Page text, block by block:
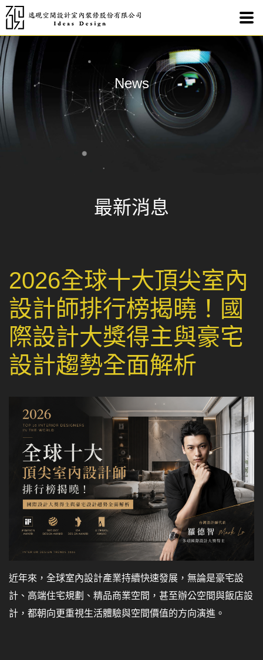
News
最新消息
2026全球十大頂尖室內
設計師排行榜揭曉！國
際設計大獎得主與豪宅
設計趨勢全面解析
近年來，全球室內設計產業持續快速發展，無論是豪宅設
計、高端住宅規劃、精品商業空間，甚至辦公空間與飯店設
計，都朝向更重視生活體驗與空間價值的方向演進。